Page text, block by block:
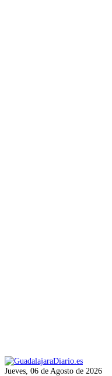
Jueves, 06 de Agosto de 2026